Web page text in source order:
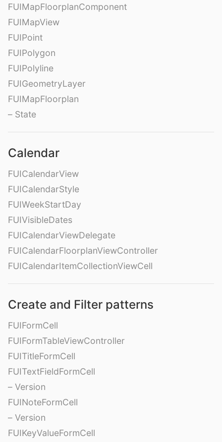
FUIMapFloorplanComponent
FUIMapView
FUIPoint
FUIPolygon
FUIPolyline
FUIGeometryLayer
FUIMapFloorplan
– State
Calendar
FUICalendarView
FUICalendarStyle
FUIWeekStartDay
FUIVisibleDates
FUICalendarViewDelegate
FUICalendarFloorplanViewController
FUICalendarItemCollectionViewCell
Create and Filter patterns
FUIFormCell
FUIFormTableViewController
FUITitleFormCell
FUITextFieldFormCell
– Version
FUINoteFormCell
– Version
FUIKeyValueFormCell